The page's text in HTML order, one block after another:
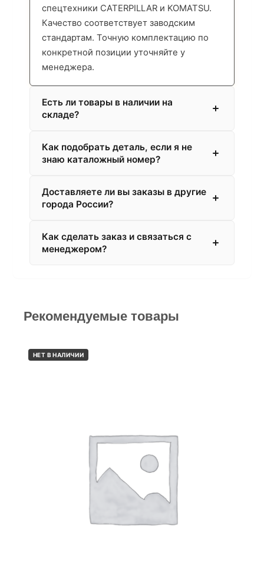
спецтехники CATERPILLAR и KOMATSU.
Качество соответствует заводским
стандартам. Точную комплектацию по
конкретной позиции уточняйте у
менеджера.
Есть ли товары в наличии на
складе?
Как подобрать деталь, если я не
знаю каталожный номер?
Доставляете ли вы заказы в другие
города России?
Как сделать заказ и связаться с
менеджером?
Рекомендуемые товары
НЕТ В НАЛИЧИИ